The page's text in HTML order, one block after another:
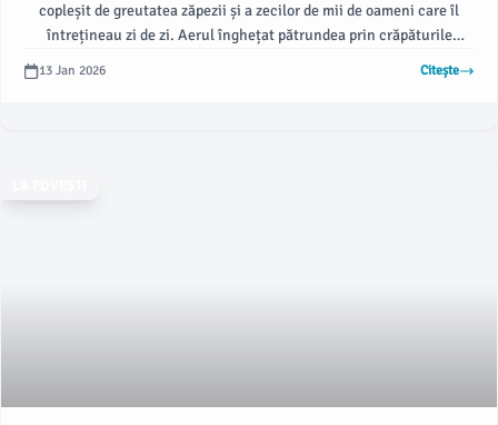
copleșit de greutatea zăpezii și a zecilor de mii de oameni care îl
întrețineau zi de zi. Aerul înghețat pătrundea prin crăpăturile
fostelor hale acoperite cu tablă subțire, iar muncitorii își împărțeau
căciulile tocite și hainele groase primite cu greu pe rație, în timp ce
13 Jan 2026 Citește